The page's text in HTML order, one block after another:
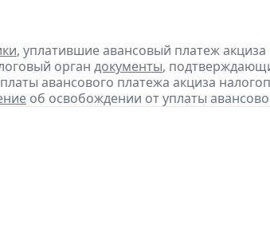
, уплатившие авансовый платеж
орган документы,
авансового платежа акциза
об освобождении от уплаты